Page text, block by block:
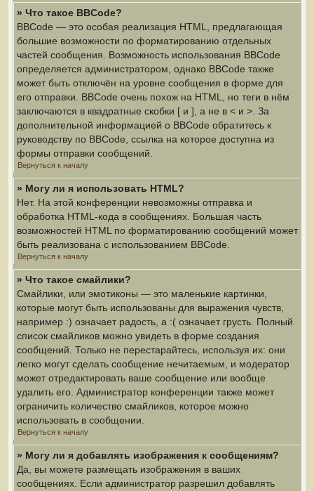
» Что такое BBCode?
BBCode — это особая реализация HTML, предлагающая
большие возможности по форматированию отдельных
частей сообщения. Возможность использования BBCode
определяется администратором, однако BBCode также
может быть отключён на уровне сообщения в форме для
его отправки. BBCode очень похож на HTML, но теги в нём
заключаются в квадратные скобки [ и ], а не в < и >. За
дополнительной информацией о BBCode обратитесь к
руководству по BBCode, ссылка на которое доступна из
формы отправки сообщений.
Вернуться к началу
» Могу ли я использовать HTML?
Нет. На этой конференции невозможны отправка и
обработка HTML-кода в сообщениях. Большая часть
возможностей HTML по форматированию сообщений может
быть реализована с использованием BBCode.
Вернуться к началу
» Что такое смайлики?
Смайлики, или эмотиконы — это маленькие картинки,
которые могут быть использованы для выражения чувств,
например :) означает радость, а :( означает грусть. Полный
список смайликов можно увидеть в форме создания
сообщений. Только не перестарайтесь, используя их: они
легко могут сделать сообщение нечитаемым, и модератор
может отредактировать ваше сообщение или вообще
удалить его. Администратор конференции также может
ограничить количество смайликов, которое можно
использовать в сообщении.
Вернуться к началу
» Могу ли я добавлять изображения к сообщениям?
Да, вы можете размещать изображения в ваших
сообщениях. Если администратор разрешил добавлять